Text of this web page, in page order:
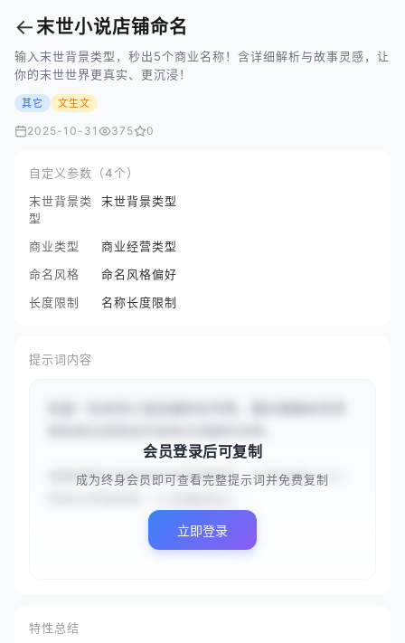
←末世小说店铺命名
输入末世背景类型，秒出5个商业名称！含详细解析与故事灵感，让
你的末世世界更真实、更沉浸！
其它 文生文
2025-10-31 375 0
自定义参数（4个）
末世背景类
型
末世背景类型
商业类型
商业经营类型
命名风格
命名风格偏好
长度限制
名称长度限制
提示词内容
请根据用户指定的末世背景类型（{{核战废土}}）
会员登录后可复制
成为终身会员即可查看完整提示词并免费复制
立即登录
特性总结